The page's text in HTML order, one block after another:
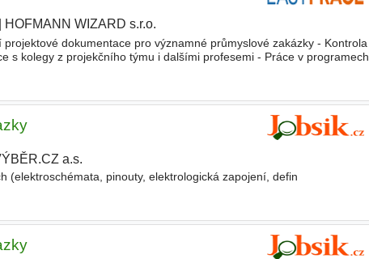
HOFMANN WIZARD s.r.o.
dokumentace pro významné průmyslové zakázky - Kontrola
s kolegy z projekčního týmu i dalšími profesemi - Práce v programech
a.s.
(elektroschémata, pinouty, elektrologická zapojení, defin